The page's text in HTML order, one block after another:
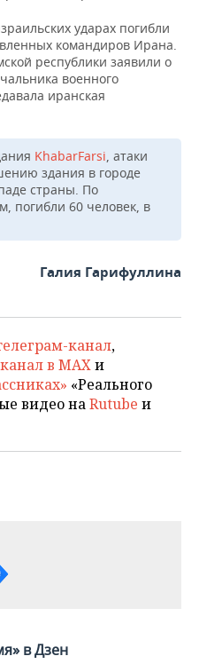
ударах погибли
командиров Ирана.
республики заявили о
военного
иранская
KhabarFarsi, атаки
здания в городе
страны. По
погибли 60 человек, в
Галия Гарифуллина
канал,
канал в MAXи
«Реального
видео наRutube и
в Дзен